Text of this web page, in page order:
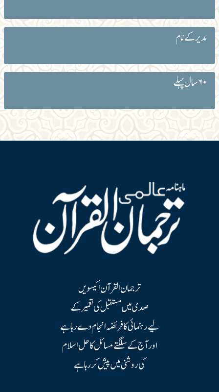
مدیر کے نام
۶۰ سال پہلے
ترجمان القرآن اکیسویں
صدی میں مستقبل کی تعمیر کے
لیے رہنمائی کا فریضہ انجام دے رہا ہے
اور آج کے سلگتے مسائل کا حل اسلام
کی روشنی میں پیش کر رہا ہے